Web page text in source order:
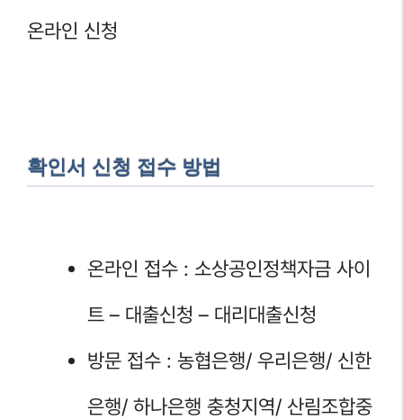
온라인 신청
확인서 신청 접수 방법
온라인 접수 : 소상공인정책자금 사이
트 – 대출신청 – 대리대출신청
방문 접수 : 농협은행/ 우리은행/ 신한
은행/ 하나은행 충청지역/ 산림조합중